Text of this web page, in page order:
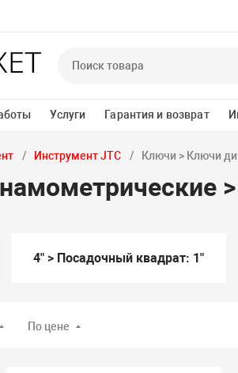
Услуги Гарантия и возврат
Инструмент JTC Ключи > Ключи
4" > Посадочный квадрат: 1"
По цене